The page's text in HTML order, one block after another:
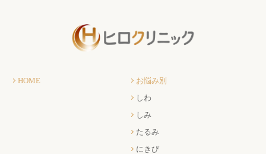
HOME
お悩み別
しわ
しみ
たるみ
にきび